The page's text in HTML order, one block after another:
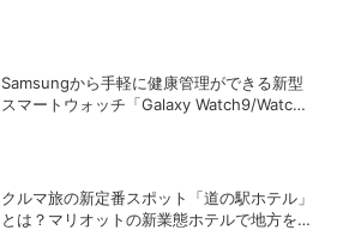
Samsungから手軽に健康管理ができる新型
スマートウォッチ「Galaxy Watch9/Watch
クルマ旅の新定番スポット「道の駅ホテル」
とは？マリオットの新業態ホテルで地方を満